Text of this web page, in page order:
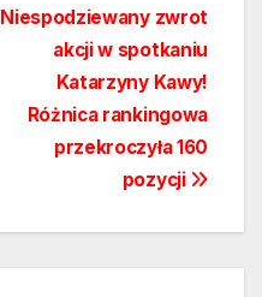
Niespodziewany zwrot
akcji w spotkaniu
Katarzyny Kawy!
Różnica rankingowa
przekroczyła 160
pozycji